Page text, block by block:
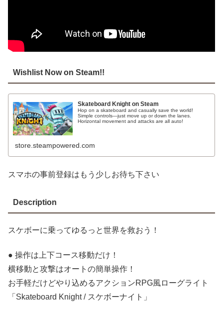
Wishlist Now on Steam!!
Skateboard Knight on Steam
Hop on a skateboard and casually save the world!
Simple controls—just move up or down the lanes.
Horizontal movement and attacks are all auto!
store.steampowered.com
スマホの事前登録はもう少しお待ち下さい
Description
スケボーに乗ってゆるっと世界を救おう！
● 操作は上下コース移動だけ！
横移動と攻撃はオートの簡単操作！
お手軽だけどやり込めるアクションRPG風ローグライト
「Skateboard Knight / スケボーナイト」